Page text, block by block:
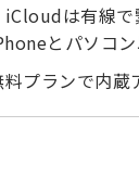
iCloudは有線
とパソコ
料プランで内蔵